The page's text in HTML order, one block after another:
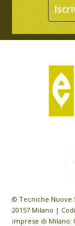
© Tecniche Nuove
20157 Milano |
imprese di Milano: